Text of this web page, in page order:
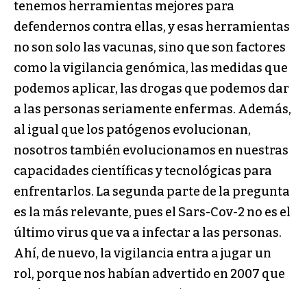
tenemos herramientas mejores para
defendernos contra ellas, y esas herramientas
no son solo las vacunas, sino que son factores
como la vigilancia genómica, las medidas que
podemos aplicar, las drogas que podemos dar
a las personas seriamente enfermas. Además,
al igual que los patógenos evolucionan,
nosotros también evolucionamos en nuestras
capacidades científicas y tecnológicas para
enfrentarlos. La segunda parte de la pregunta
es la más relevante, pues el Sars-Cov-2 no es el
último virus que va a infectar a las personas.
Ahí, de nuevo, la vigilancia entra a jugar un
rol, porque nos habían advertido en 2007 que